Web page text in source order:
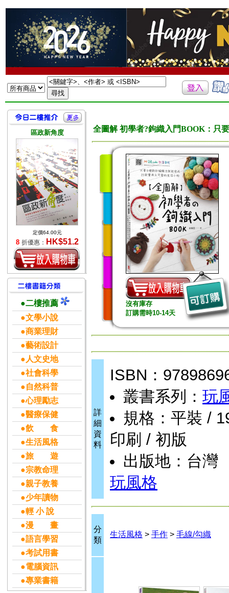
區政新角度
定價64.00元
8 折優惠： HK$51.2
●二樓推薦
●文學小說
●商業理財
●藝術設計
●人文史地
●社會科學
●自然科普
●心理勵志
●醫療保健
●飲 食
●生活風格
●旅 遊
●宗教命理
●親子教養
●少年讀物
●輕 小 說
●漫 畫
●語言學習
●考試用書
●電腦資訊
●專業書籍
全圖解 初學者?鉤織入門BOOK：只
沒有庫存
訂購需時10-14天
詳
細
資
料
ISBN：
叢書系列： 玩
規格：平裝 /
印刷 / 初版
出版地：台灣
玩風格
分
類
生活風格 > 手作 > 毛線/勾織